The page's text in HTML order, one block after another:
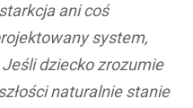
ani coś
system,
dziecko zrozumie
naturalnie stanie